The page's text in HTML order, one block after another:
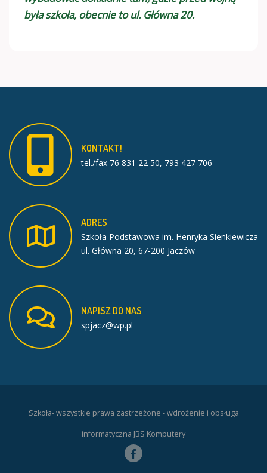
była szkoła, obecnie to ul. Główna 20.
KONTAKT!
tel./fax 76 831 22 50, 793 427 706
ADRES
Szkoła Podstawowa im. Henryka Sienkiewicza
ul. Główna 20, 67-200 Jaczów
NAPISZDO NAS
spjacz@wp.pl
Szkoła- wszystkie prawa zastrzeżone - wdrożenie i obsługa
informatyczna JBS Komputery